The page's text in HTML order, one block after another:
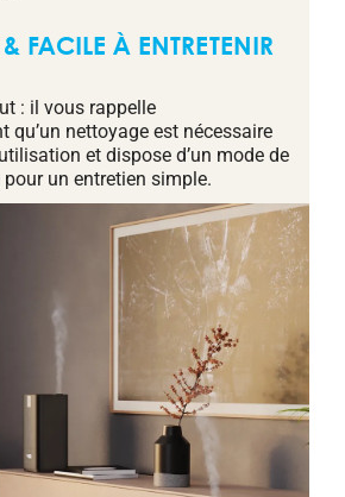
& FACILE À ENTRETENIR
: il vous rappelle
qu’un nettoyage est nécessaire
et dispose d’un mode de
un entretien simple.